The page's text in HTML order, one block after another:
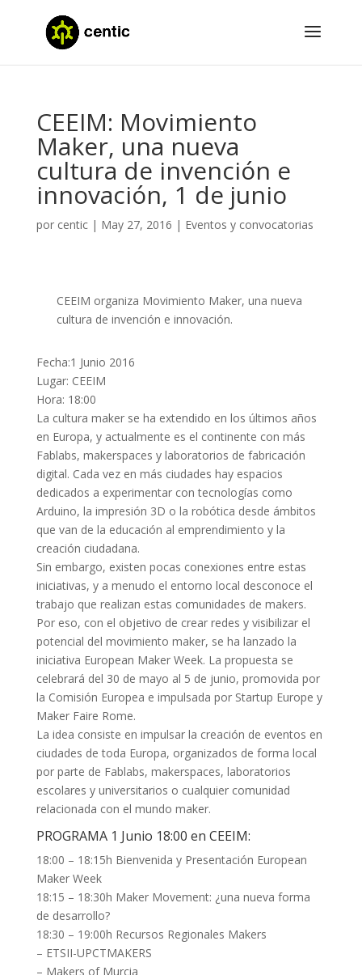
CEEIM: Movimiento
Maker, una nueva
cultura de invención e
innovación, 1 de junio
por centic| May 27, 2016 | Eventos y convocatorias
CEEIM organiza Movimiento Maker, una nueva
cultura de invención e innovación.
Fecha:1 Junio 2016
Lugar: CEEIM
Hora: 18:00
La cultura maker se ha extendido en los últimos años
en Europa, y actualmente es el continente con más
Fablabs, makerspaces y laboratorios de fabricación
digital. Cada vez en más ciudades hay espacios
dedicados a experimentar con tecnologías como
Arduino, la impresión 3D o la robótica desde ámbitos
que van de la educación al emprendimiento y la
creación ciudadana.
Sin embargo, existen pocas conexiones entre estas
iniciativas, y a menudo el entorno local desconoce el
trabajo que realizan estas comunidades de makers.
Por eso, con el objetivo de crear redes y visibilizar el
potencial del movimiento maker, se ha lanzado la
iniciativa European Maker Week. La propuesta se
celebrará del 30 de mayo al 5 de junio, promovida por
la Comisión Europea e impulsada por Startup Europe y
Maker Faire Rome.
La idea consiste en impulsar la creación de eventos en
ciudades de toda Europa, organizados de forma local
por parte de Fablabs, makerspaces, laboratorios
escolares y universitarios o cualquier comunidad
relacionada con el mundo maker.
PROGRAMA 1 Junio 18:00 en CEEIM:
18:00 – 18:15h Bienvenida y Presentación European
Maker Week
18:15 – 18:30h Maker Movement: ¿una nueva forma
de desarrollo?
18:30 – 19:00h Recursos Regionales Makers
– ETSII-UPCTMAKERS
– Makers of Murcia